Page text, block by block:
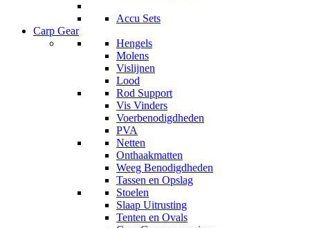
Accu Sets
Carp Gear
Hengels
Molens
Vislijnen
Lood
Rod Support
Vis Vinders
Voerbenodigdheden
PVA
Netten
Onthaakmatten
Weeg Benodigdheden
Tassen en Opslag
Stoelen
Slaap Uitrusting
Tenten en Ovals